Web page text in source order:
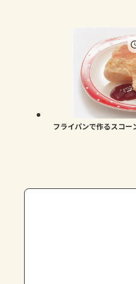
フライパンで作るスコー